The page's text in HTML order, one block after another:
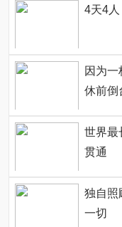
4天4人
因为一
休前倒
世界最
贯通
独自照
一切